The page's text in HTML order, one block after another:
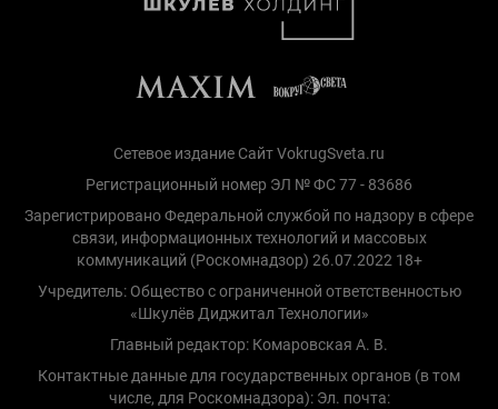
Сетевое издание Сайт VokrugSveta.ru
Регистрационный номер ЭЛ № ФС 77 - 83686
Зарегистрировано Федеральной службой по надзору в сфере
связи, информационных технологий и массовых
коммуникаций (Роскомнадзор) 26.07.2022 18+
Учредитель: Общество с ограниченной ответственностью
«Шкулёв Диджитал Технологии»
Главный редактор: Комаровская А. В.
Контактные данные для государственных органов (в том
числе, для Роскомнадзора): Эл. почта: